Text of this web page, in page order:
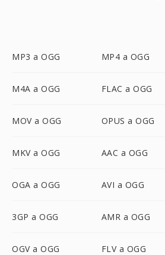
MP3 a OGG MP4 a OGG
M4A a OGG FLAC a OGG
MOV a OGG OPUS a OGG
MKV a OGG AAC a OGG
OGA a OGG AVI a OGG
3GP a OGG AMR a OGG
OGV a OGG FLV a OGG